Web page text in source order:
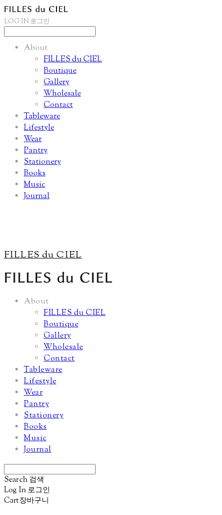
LOG IN 로그인
About
FILLES du CIEL
Boutique
Gallery
Wholesale
Contact
Tableware
Lifestyle
Wear
Pantry
Stationery
Books
Music
Journal
FILLES du CIEL
About
FILLES du CIEL
Boutique
Gallery
Wholesale
Contact
Tableware
Lifestyle
Wear
Pantry
Stationery
Books
Music
Journal
Search 검색
Log In 로그인
Cart장바구니